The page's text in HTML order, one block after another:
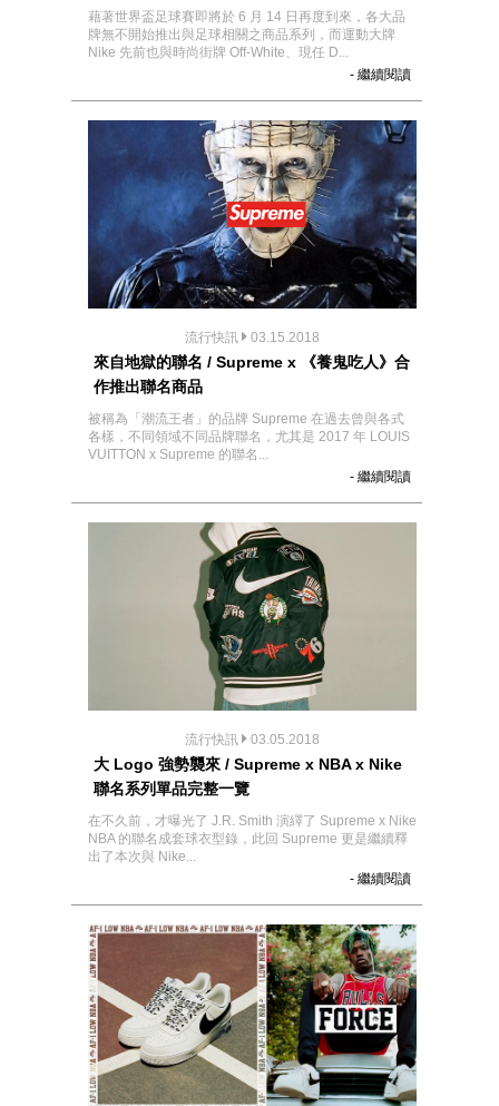
藉著世界盃足球賽即將於 6 月 14 日再度到來，各大品
牌無不開始推出與足球相關之商品系列，而運動大牌
Nike 先前也與時尚街牌 Off-White、現任 D...
- 繼續閱讀
流行快訊 03.15.2018
來自地獄的聯名 / Supreme x 《養鬼吃人》合
作推出聯名商品
被稱為「潮流王者」的品牌 Supreme 在過去曾與各式
各樣，不同領域不同品牌聯名，尤其是 2017 年 LOUIS
VUITTON x Supreme 的聯名...
- 繼續閱讀
流行快訊 03.05.2018
大 Logo 強勢襲來 / Supreme x NBA x Nike
聯名系列單品完整一覽
在不久前，才曝光了 J.R. Smith 演繹了 Supreme x Nike
NBA 的聯名成套球衣型錄，此回 Supreme 更是繼續釋
出了本次與 Nike...
- 繼續閱讀